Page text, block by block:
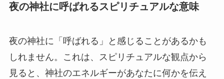
夜の神社に呼ばれるスピリチュアルな意味
夜の神社に「呼ばれる」と感じることがあるかも
しれません。これは、スピリチュアルな観点から
見ると、神社のエネルギーがあなたに何かを伝え